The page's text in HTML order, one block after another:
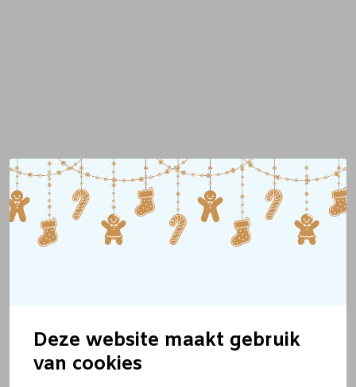
Deze website maakt gebruik
van cookies